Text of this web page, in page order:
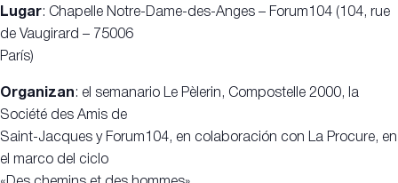
Lugar: Chapelle Notre-Dame-des-Anges – Forum104 (104, rue
de Vaugirard – 75006
París)
Organizan : el semanario Le Pèlerin, Compostelle 2000, la
Société des Amis de
Saint-Jacques y Forum104, en colaboración con La Procure, en
el marco del ciclo